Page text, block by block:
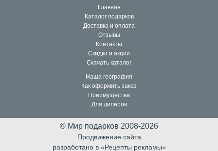
Главная
Каталог подарков
Доставка и оплата
Отзывы
Контакты
Скидки и акции
Скачать каталог
Наша география
Как оформить заказ
Преимущества
Для дилеров
© Мир подарков 2008-2026
Продвижение сайта
разработано в «Рецепты рекламы»